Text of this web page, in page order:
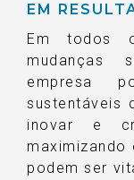
EM
Em todos
mudanças
empresa
sustentáveis
inovar e
maximizando
podem ser